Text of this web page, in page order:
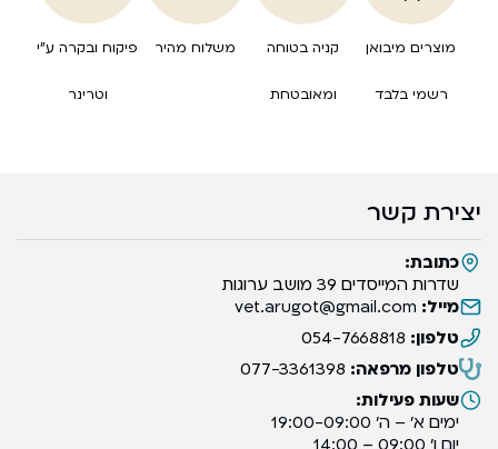
מוצרים מיבואן
רשמי בלבד
קניה בטוחה
ומאובטחת
משלוח מהיר פיקוח ובקרה ע”י
וטרינר
יצירת קשר
כתובת:
שדרות המייסדים 39 מושב ערוגות
מייל: vet.arugot@gmail.com
טלפון: 054-7668818
טלפון מרפאה: 077-3361398
שעות פעילות:
ימים א’ – ה’ 19:00-09:00
יום ו’ 09:00 – 14:00